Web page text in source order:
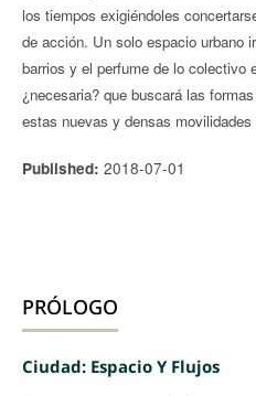
los tiempos exigiéndoles
de acción. Un solo espacio urbano
barrios y el perfume de lo colectivo
¿necesaria? que buscará las
estas nuevas y densas movilidades
Published: 2018-07-01
PRÓLOGO
Ciudad: Espacio Y Flujos